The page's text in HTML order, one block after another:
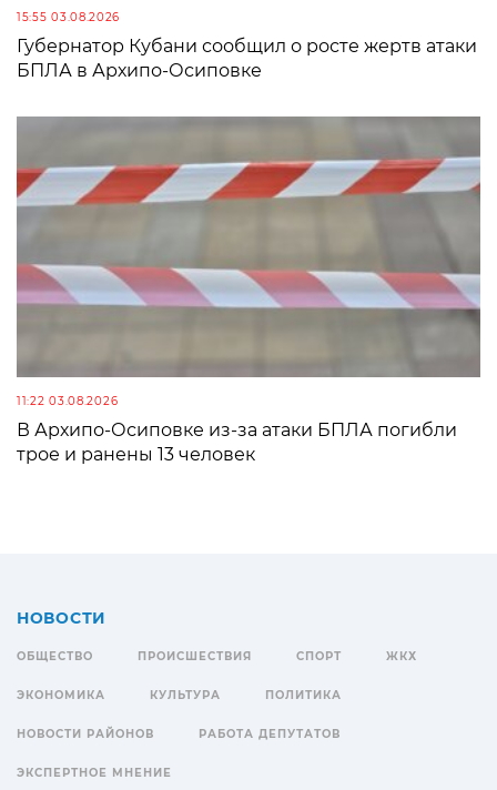
15:55 03.08.2026
Губернатор Кубани сообщил о росте жертв атаки
БПЛА в Архипо-Осиповке
11:22 03.08.2026
В Архипо-Осиповке из-за атаки БПЛА погибли
трое и ранены 13 человек
НОВОСТИ
ОБЩЕСТВО ПРОИСШЕСТВИЯ СПОРТ ЖКХ
ЭКОНОМИКА КУЛЬТУРА ПОЛИТИКА
НОВОСТИ РАЙОНОВ РАБОТА ДЕПУТАТОВ
ЭКСПЕРТНОЕ МНЕНИЕ